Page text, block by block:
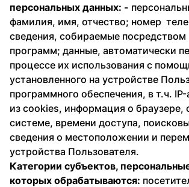
персональных данных: -
фамилия, имя, отчество; номер
сведения, собираемые посредством
программ; данные, автоматически
процессе их использования с
установленного на устройстве
программного обеспечения, в т.ч.
из cookies, информация о браузере,
системе, времени доступа,
сведения о местоположении и
устройства Пользователя.
Категории субъектов,
которых обрабатываются: